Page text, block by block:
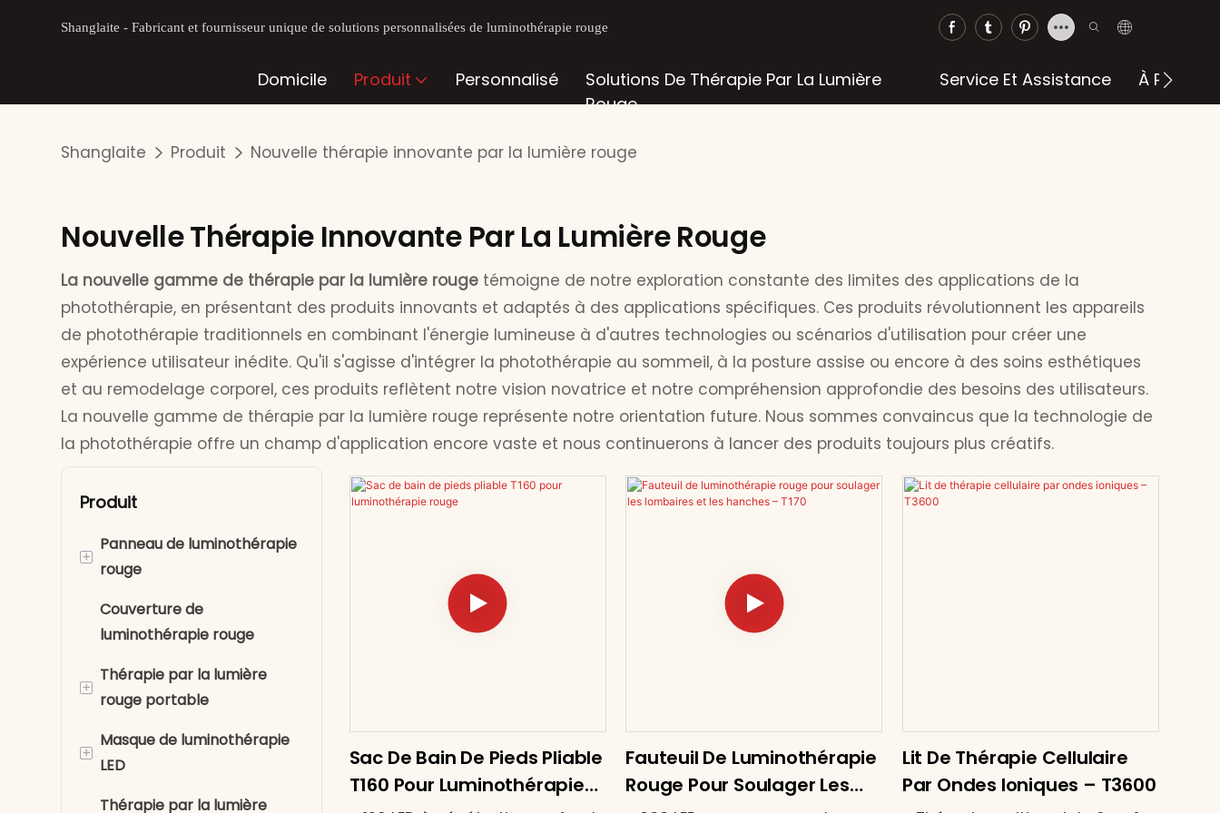
Shanglaite - Fabricant et fournisseur unique de solutions personnalisées de luminothérapie rouge
Domicile Produit Personnalisé
Solutions De Thérapie Par La Lumière
Rouge
Service Et Assistance À Propos
Shanglaite Produit Nouvelle thérapie innovante par la lumière rouge
Nouvelle Thérapie Innovante Par La Lumière Rouge
La nouvelle gamme de thérapie par la lumière rouge témoigne de notre exploration constante des limites des applications de la
photothérapie, en présentant des produits innovants et adaptés à des applications spécifiques. Ces produits révolutionnent les appareils
de photothérapie traditionnels en combinant l'énergie lumineuse à d'autres technologies ou scénarios d'utilisation pour créer une
expérience utilisateur inédite. Qu'il s'agisse d'intégrer la photothérapie au sommeil, à la posture assise ou encore à des soins esthétiques
et au remodelage corporel, ces produits reflètent notre vision novatrice et notre compréhension approfondie des besoins des utilisateurs.
La nouvelle gamme de thérapie par la lumière rouge représente notre orientation future. Nous sommes convaincus que la technologie de
la photothérapie offre un champ d'application encore vaste et nous continuerons à lancer des produits toujours plus créatifs.
Produit
+
Panneau de luminothérapie
rouge
Thérapie par la lumière
rouge pour le corps entier
Panneau lumineux rouge
demi-corps
Couverture de
luminothérapie rouge
+
Thérapie par la lumière
rouge portable
Ceintures de
luminothérapie rouge
Thérapie par la lumière
+
Masque de luminothérapie
LED
Masque de luminothérapie
Thérapie par la lumière
Sac De Bain De Pieds Pliable
T160 Pour Luminothérapie
Fauteuil De Luminothérapie
Rouge Pour Soulager Les
Lit De Thérapie Cellulaire
Par Ondes Ioniques – T3600